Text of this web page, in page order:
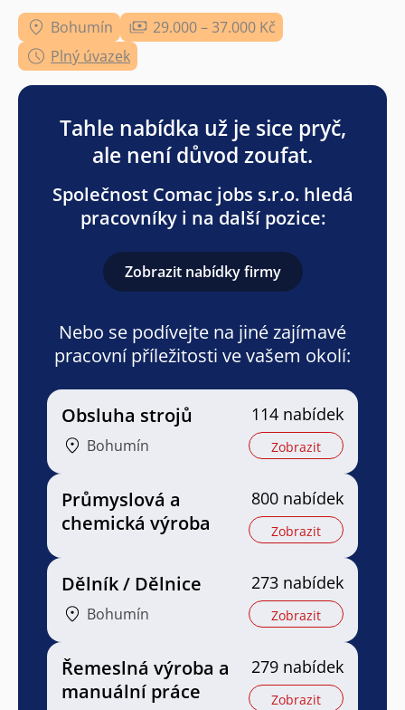
Bohumín
29.000 – 37.000 Kč
Plný úvazek
Tahle nabídka už je sice pryč,
ale není důvod zoufat.
Společnost Comac jobs s.r.o. hledá
pracovníky i na další pozice:
Zobrazit nabídky firmy
Nebo se podívejte na jiné zajímavé
pracovní příležitosti ve vašem okolí:
Obsluha strojů
Bohumín
114 nabídek
Zobrazit
Průmyslová a
chemická výroba
800 nabídek
Zobrazit
Dělník / Dělnice
Bohumín
273 nabídek
Zobrazit
Řemeslná výroba a
manuální práce
279 nabídek
Zobrazit